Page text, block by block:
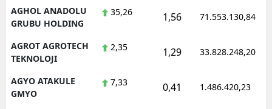
AGHOL ANADOLU
GRUBU HOLDING
35,26 1,56 71.553.130,84
AGROT AGROTECH
TEKNOLOJI
2,35 1,29 33.828.248,20
AGYO ATAKULE
GMYO
7,33 0,41 1.486.420,23